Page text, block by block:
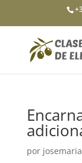
por